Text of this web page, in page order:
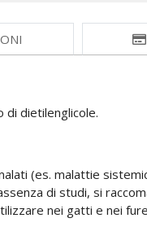
di dietilenglicole.
(es. malattie
di studi, si
nei gatti e nei